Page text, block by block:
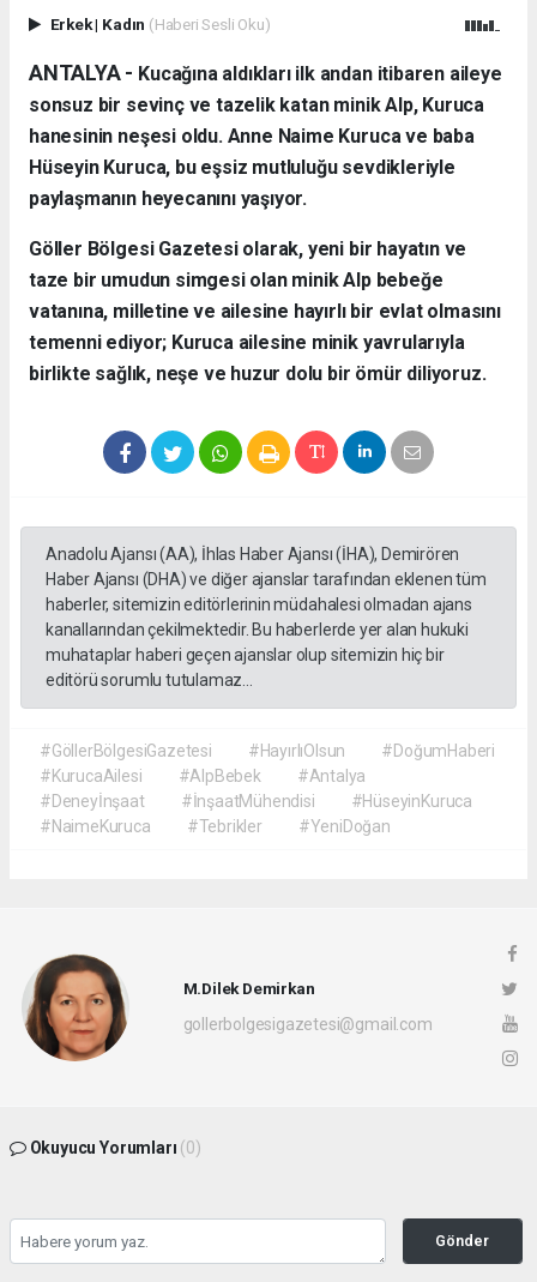
Erkek| Kadın (Haberi Sesli Oku)
ANTALYA - ​ Kucağına aldıkları ilk andan itibaren aileye
sonsuz bir sevinç ve tazelik katan minik Alp, Kuruca
hanesinin neşesi oldu. Anne Naime Kuruca ve baba
Hüseyin Kuruca, bu eşsiz mutluluğu sevdikleriyle
paylaşmanın heyecanını yaşıyor.
​Göller Bölgesi Gazetesi olarak, yeni bir hayatın ve
taze bir umudun simgesi olan minik Alp bebeğe
vatanına, milletine ve ailesine hayırlı bir evlat olmasını
temenni ediyor; Kuruca ailesine minik yavrularıyla
birlikte sağlık, neşe ve huzur dolu bir ömür diliyoruz.
Anadolu Ajansı (AA), İhlas Haber Ajansı (İHA), Demirören
Haber Ajansı (DHA) ve diğer ajanslar tarafından eklenen tüm
haberler, sitemizin editörlerinin müdahalesi olmadan ajans
kanallarından çekilmektedir. Bu haberlerde yer alan hukuki
muhataplar haberi geçen ajanslar olup sitemizin hiç bir
editörü sorumlu tutulamaz...
#GöllerBölgesiGazetesi #HayırlıOlsun
#DoğumHaberi
#KurucaAilesi
#AlpBebek
#Antalya
#Deneyİnşaat
#İnşaatMühendisi
#HüseyinKuruca
#NaimeKuruca
#Tebrikler #YeniDoğan
M.Dilek Demirkan
gollerbolgesigazetesi@gmail.com
Okuyucu Yorumları (0)
Gönder